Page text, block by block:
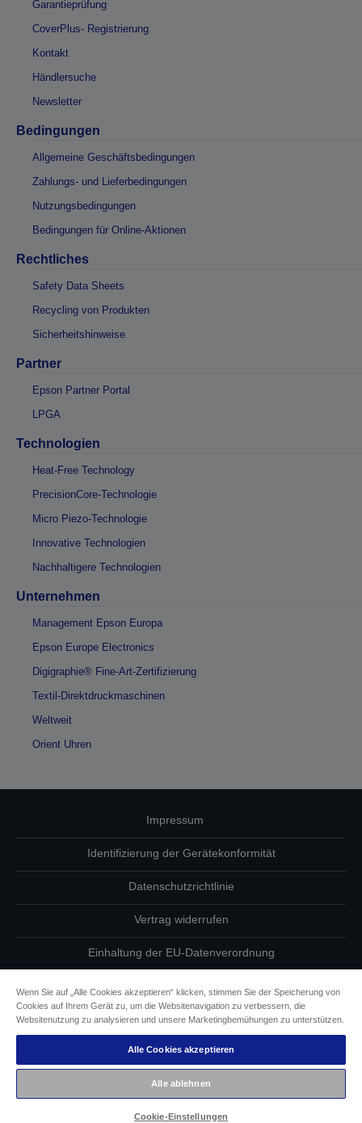
Garantieprüfung
CoverPlus- Registrierung
Kontakt
Händlersuche
Newsletter
Bedingungen
Allgemeine Geschäftsbedingungen
Zahlungs- und Lieferbedingungen
Nutzungsbedingungen
Bedingungen für Online-Aktionen
Rechtliches
Safety Data Sheets
Recycling von Produkten
Sicherheitshinweise
Partner
Epson Partner Portal
LPGA
Technologien
Heat-Free Technology
PrecisionCore-Technologie
Micro Piezo-Technologie
Innovative Technologien
Nachhaltigere Technologien
Unternehmen
Management Epson Europa
Epson Europe Electronics
Digigraphie® Fine-Art-Zertifizierung
Textil-Direktdruckmaschinen
Weltweit
Orient Uhren
Impressum
Identifizierung der Gerätekonformität
Datenschutzrichtlinie
Vertrag widerrufen
Einhaltung der EU-Datenverordnung
Informationen zu Cookies
Epson Engagement für Barrierefreiheit
Copyright © 2026 Seiko Epson
Wenn Sie auf „Alle Cookies akzeptieren“ klicken, stimmen Sie der Speicherung von
Cookies auf Ihrem Gerät zu, um die Websitenavigation zu verbessern, die
Websitenutzung zu analysieren und unsere Marketingbemühungen zu unterstützen.
Alle Cookies akzeptieren
Alle ablehnen
Cookie-Einstellungen